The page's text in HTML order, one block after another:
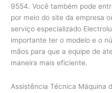
9554. Você também pode
por meio do site da empresa
serviço especializado
importante ter o modelo e o
mãos para que a equipe de
maneira mais eficiente.
Assistência Técnica Máquina